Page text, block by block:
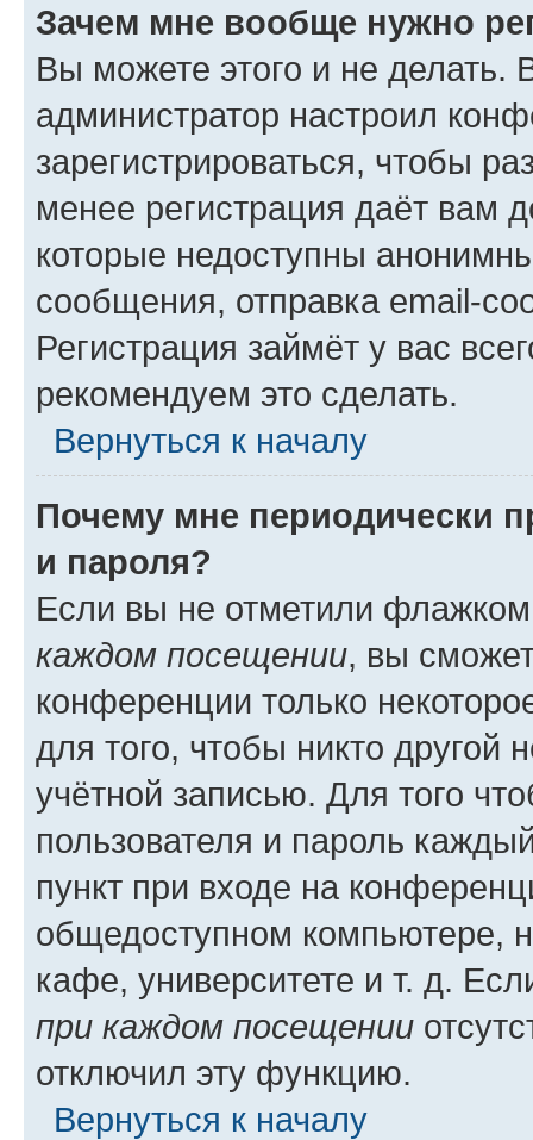
Зачем мне вообще нужно
Вы можете этого и не делать.
администратор настроил
зарегистрироваться, чтобы
менее регистрация даёт вам
которые недоступны
сообщения, отправка email-
Регистрация займёт у вас
рекомендуем это сделать.
Вернуться к началу
Почему мне периодически
и пароля?
Если вы не отметили
каждом посещении, вы
конференции только
для того, чтобы никто другой
учётной записью. Для того
пользователя и пароль
пункт при входе на
общедоступном компьютере,
кафе, университете и т. д.
при каждом посещении
отключил эту функцию.
Вернуться к началу